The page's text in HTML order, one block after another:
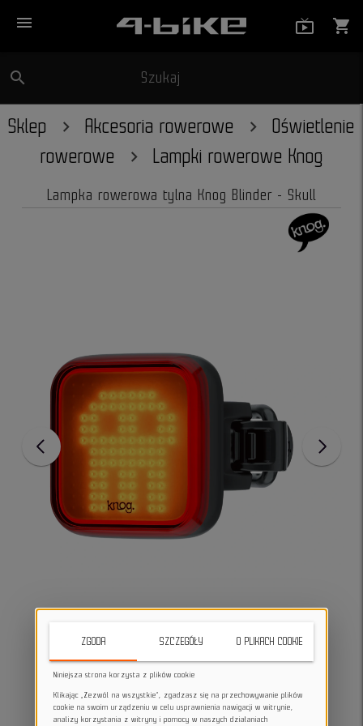
menu shopping_cart
search Szukaj
Sklep Akcesoria rowerowe
Oświetlenie
rowerowe
Lampki rowerowe Knog
Lampka rowerowa tylna Knog Blinder - Skull
ZGODA SZCZEGÓŁY O PLIKACH COOKIE
Niniejsza strona korzysta z plików cookie
Klikając „Zezwól na wszystkie”, zgadzasz się na przechowywanie plików
cookie na swoim urządzeniu w celu usprawnienia nawigacji w witrynie,
analizy korzystania z witryny i pomocy w naszych działaniach